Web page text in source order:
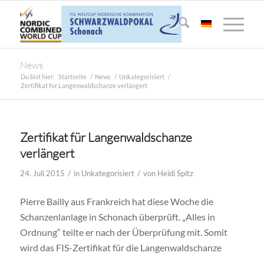
News
Du bist hier: Startseite / News / Unkategorisiert /
Zertifikat für Langenwaldschanze verlängert
Zertifikat für Langenwaldschanze
verlängert
24. Juli 2015 / in Unkategorisiert / von Heidi Spitz
Pierre Bailly aus Frankreich hat diese Woche die
Schanzenlanlage in Schonach überprüft. „Alles in
Ordnung“ teilte er nach der Überprüfung mit. Somit
wird das FIS-Zertifikat für die Langenwaldschanze